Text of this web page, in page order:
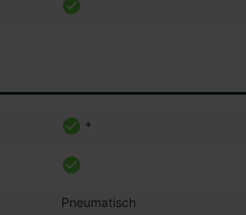
*
Pneumatisch